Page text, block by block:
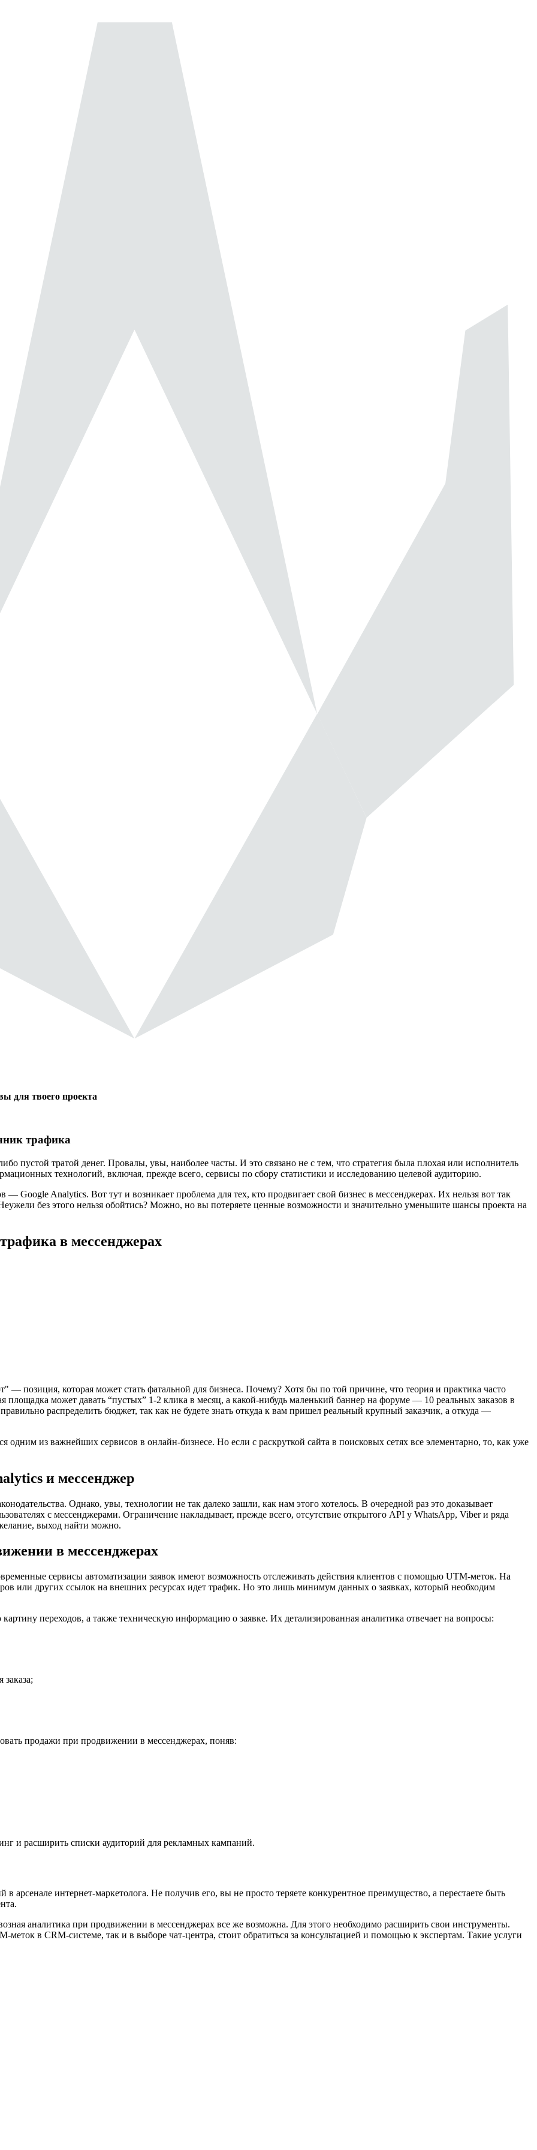
для твоего проекта
трафика
пустой тратой денег. Провалы, увы, наиболее часты. И это связано не с тем, что стратегия была плохая или исполнитель
технологий, включая, прежде всего, сервисы по сбору статистики и исследованию целевой аудиторию.
Google Analytics. Вот тут и возникает проблема для тех, кто продвигает свой бизнес в мессенджерах. Их нельзя вот так
без этого нельзя обойтись? Можно, но вы потеряете ценные возможности и значительно уменьшите шансы проекта на
в мессенджерах
позиция, которая может стать фатальной для бизнеса. Почему? Хотя бы по той причине, что теория и практика часто
может давать “пустых” 1-2 клика в месяц, а какой-нибудь маленький баннер на форуме — 10 реальных заказов в
распределить бюджет, так как не будете знать откуда к вам пришел реальный крупный заказчик, а откуда —
из важнейших сервисов в онлайн-бизнесе. Но если с раскруткой сайта в поисковых сетях все элементарно, то, как уже
и мессенджер
Однако, увы, технологии не так далеко зашли, как нам этого хотелось. В очередной раз это доказывает
с мессенджерами. Ограничение накладывает, прежде всего, отсутствие открытого API у WhatsApp, Viber и ряда
выход найти можно.
в мессенджерах
сервисы автоматизации заявок имеют возможность отслеживать действия клиентов с помощью UTM-меток. На
или других ссылок на внешних ресурсах идет трафик. Но это лишь минимум данных о заявках, который необходим
переходов, а также техническую информацию о заявке. Их детализированная аналитика отвечает на вопросы:
продажи при продвижении в мессенджерах, поняв:
и расширить списки аудиторий для рекламных кампаний.
интернет-маркетолога. Не получив его, вы не просто теряете конкурентное преимущество, а перестаете быть
аналитика при продвижении в мессенджерах все же возможна. Для этого необходимо расширить свои инструменты.
в CRM-системе, так и в выборе чат-центра, стоит обратиться за консультацией и помощью к экспертам. Такие услуги